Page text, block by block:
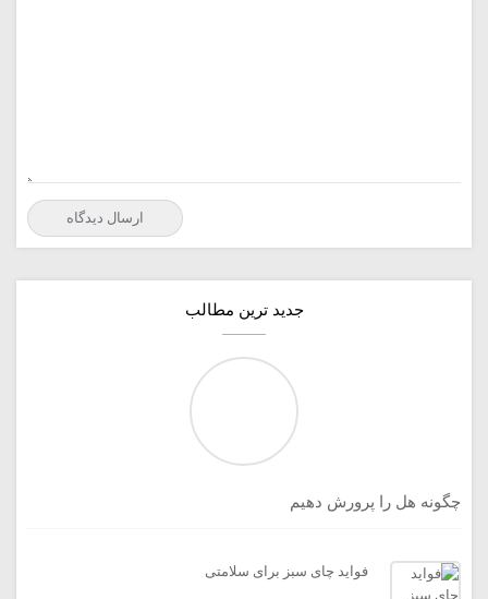
جدید ترین مطالب
چگونه هل را پرورش دهیم
فواید چای سبز برای سلامتی